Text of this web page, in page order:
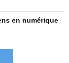
en numérique